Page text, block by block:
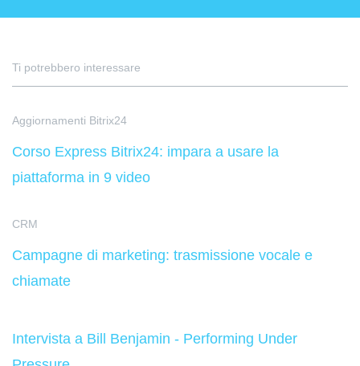
Ti potrebbero interessare
Aggiornamenti Bitrix24
Corso Express Bitrix24: impara a usare la
piattaforma in 9 video
CRM
Campagne di marketing: trasmissione vocale e
chiamate
Intervista a Bill Benjamin - Performing Under